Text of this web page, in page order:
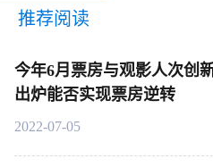
推荐阅读
今年6月票房与观影人次创
出炉能否实现票房逆转
2022-07-05